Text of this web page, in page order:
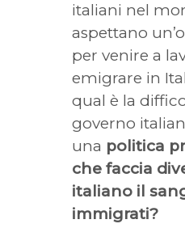
italiani nel
aspettano
per venire a
emigrare in
qual è la
governo
una politica
che faccia
italiano il
immigrati?